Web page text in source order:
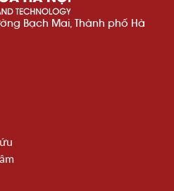
Bạch Mai, Thành phố Hà